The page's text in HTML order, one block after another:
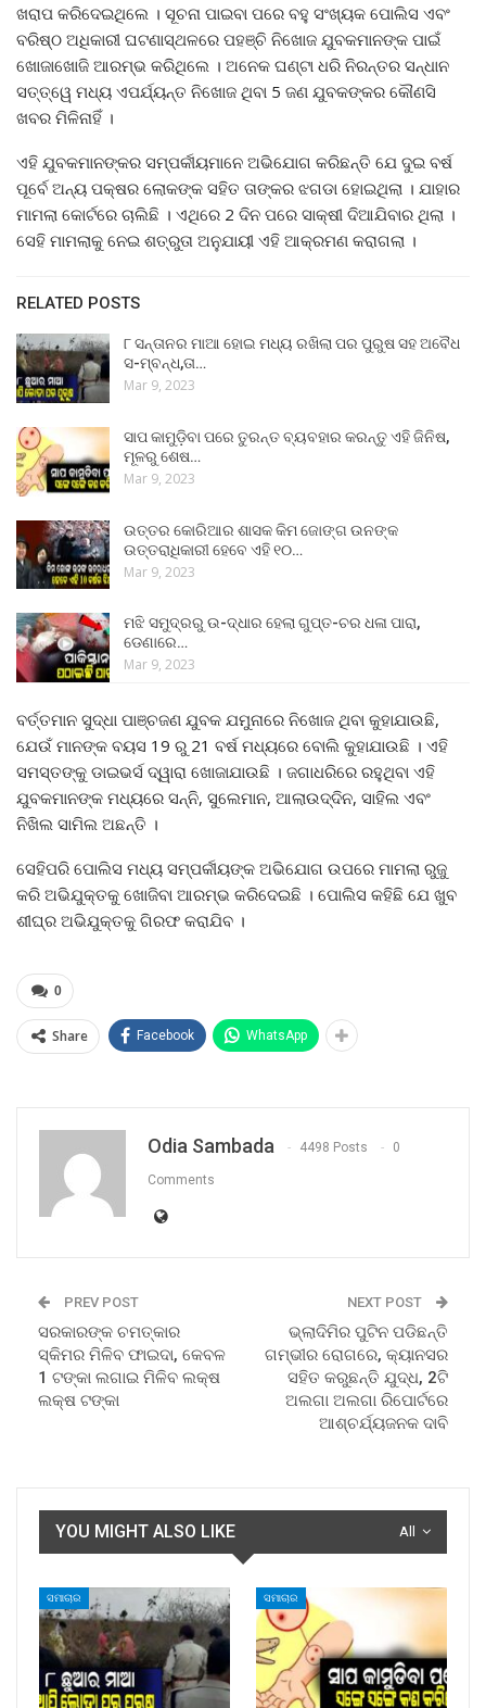
ଖରାପ କରିଦେଇଥିଲେ । ସୂଚନା ପାଇବା ପରେ ବହୁ ସଂଖ୍ୟକ ପୋଲିସ ଏବଂ
ବରିଷ୍ଠ ଅଧିକାରୀ ଘଟଣାସ୍ଥଳରେ ପହଞ୍ଚି ନିଖୋଜ ଯୁବକମାନଙ୍କ ପାଇଁ
ଖୋଜାଖୋଜି ଆରମ୍ଭ କରିଥିଲେ । ଅନେକ ଘଣ୍ଟା ଧରି ନିରନ୍ତର ସନ୍ଧାନ
ସତ୍ତ୍ୱେ ମଧ୍ୟ ଏପର୍ଯ୍ୟନ୍ତ ନିଖୋଜ ଥିବା 5 ଜଣ ଯୁବକଙ୍କର କୌଣସି
ଖବର ମିଳିନାହିଁ ।
ଏହି ଯୁବକମାନଙ୍କର ସମ୍ପର୍କୀୟମାନେ ଅଭିଯୋଗ କରିଛନ୍ତି ଯେ ଦୁଇ ବର୍ଷ
ପୂର୍ବେ ଅନ୍ୟ ପକ୍ଷର ଲୋକଙ୍କ ସହିତ ତାଙ୍କର ଝଗଡା ହୋଇଥିଲା । ଯାହାର
ମାମଲା କୋର୍ଟରେ ଚାଲିଛି । ଏଥିରେ 2 ଦିନ ପରେ ସାକ୍ଷୀ ଦିଆଯିବାର ଥିଲା ।
ସେହି ମାମଲାକୁ ନେଇ ଶତ୍ରୁତା ଅନୁଯାୟୀ ଏହି ଆକ୍ରମଣ କରାଗଲା ।
RELATED POSTS
୮ ସନ୍ତାନର ମାଆ ହୋଇ ମଧ୍ୟ ରଖିଲା ପର ପୁରୁଷ ସହ ଅବୈଧ
ସ-ମ୍ବନ୍ଧ,ତା…
Mar 9, 2023
ସାପ କାମୁଡ଼ିବା ପରେ ତୁରନ୍ତ ବ୍ୟବହାର କରନ୍ତୁ ଏହି ଜିନିଷ,
ମୂଳରୁ ଶେଷ…
Mar 9, 2023
ଉତ୍ତର କୋରିଆର ଶାସକ କିମ ଜୋଙ୍ଗ ଉନଙ୍କ
ଉତ୍ତରାଧିକାରୀ ହେବେ ଏହି ୧୦…
Mar 9, 2023
ମଝି ସମୁଦ୍ରରୁ ଉ-ଦ୍ଧାର ହେଲା ଗୁପ୍ତ-ଚର ଧଳା ପାରା,
ଡେଣାରେ…
Mar 9, 2023
ବର୍ତ୍ତମାନ ସୁଦ୍ଧା ପାଞ୍ଚଜଣ ଯୁବକ ଯମୁନାରେ ନିଖୋଜ ଥିବା କୁହାଯାଉଛି,
ଯେଉଁ ମାନଙ୍କ ବୟସ 19 ରୁ 21 ବର୍ଷ ମଧ୍ୟରେ ବୋଲି କୁହାଯାଉଛି । ଏହି
ସମସ୍ତଙ୍କୁ ଡାଇଭର୍ସ ଦ୍ୱାରା ଖୋଜାଯାଉଛି । ଜଗାଧରିରେ ରହୁଥିବା ଏହି
ଯୁବକମାନଙ୍କ ମଧ୍ୟରେ ସନ୍ନି, ସୁଲେମାନ, ଆଲାଉଦ୍ଦିନ, ସାହିଲ ଏବଂ
ନିଖିଲ ସାମିଲ ଅଛନ୍ତି ।
ସେହିପରି ପୋଲିସ ମଧ୍ୟ ସମ୍ପର୍କୀୟଙ୍କ ଅଭିଯୋଗ ଉପରେ ମାମଲା ରୁଜୁ
କରି ଅଭିଯୁକ୍ତକୁ ଖୋଜିବା ଆରମ୍ଭ କରିଦେଇଛି । ପୋଲିସ କହିଛି ଯେ ଖୁବ
ଶୀଘ୍ର ଅଭିଯୁକ୍ତକୁ ଗିରଫ କରାଯିବ ।
0
Share Facebook WhatsApp
Odia Sambada 4498 Posts 0
Comments
PREV POST
ସରକାରଙ୍କ ଚମତ୍କାର
ସ୍କିମର ମିଳିବ ଫାଇଦା, କେବଳ
1 ଟଙ୍କା ଲଗାଇ ମିଳିବ ଲକ୍ଷ
ଲକ୍ଷ ଟଙ୍କା
NEXT POST
ଭ୍ଲାଦିମିର ପୁଟିନ ପଡିଛନ୍ତି
ଗମ୍ଭୀର ରୋଗରେ, କ୍ୟାନସର
ସହିତ କରୁଛନ୍ତି ଯୁଦ୍ଧ, 2ଟି
ଅଲଗା ଅଲଗା ରିପୋର୍ଟରେ
ଆଶ୍ଚର୍ଯ୍ୟଜନକ ଦାବି
All
YOU MIGHT ALSO LIKE
ସମାଚାର ସମାଚାର